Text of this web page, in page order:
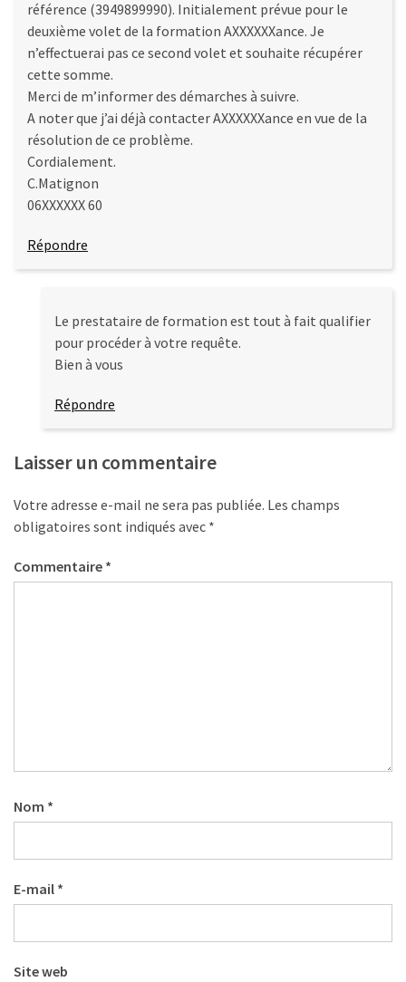
référence (3949899990). Initialement prévue pour le
deuxième volet de la formation AXXXXXXance. Je
n’effectuerai pas ce second volet et souhaite récupérer
cette somme.
Merci de m’informer des démarches à suivre.
A noter que j’ai déjà contacter AXXXXXXance en vue de la
résolution de ce problème.
Cordialement.
C.Matignon
06XXXXXX 60
Répondre
Le prestataire de formation est tout à fait qualifier
pour procéder à votre requête.
Bien à vous
Répondre
Laisser un commentaire
Votre adresse e-mail ne sera pas publiée. Les champs
obligatoires sont indiqués avec *
Commentaire *
Nom *
E-mail *
Site web